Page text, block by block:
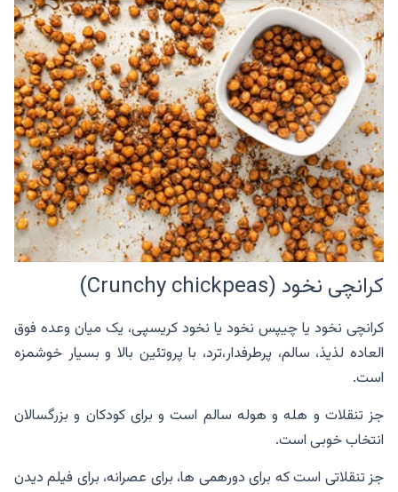
کرانچی نخود (Crunchy chickpeas)
کرانچی نخود یا چیپس نخود یا نخود کریسپی، یک میان وعده فوق
العاده لذیذ، سالم، پرطرفدار،ترد، با پروتئین بالا و بسیار خوشمزه
است.
جز تنقلات و هله و هوله سالم است و برای کودکان و بزرگسالان
انتخاب خوبی است.
جز تنقلاتی است که برای دورهمی ها، برای عصرانه، برای فیلم دیدن